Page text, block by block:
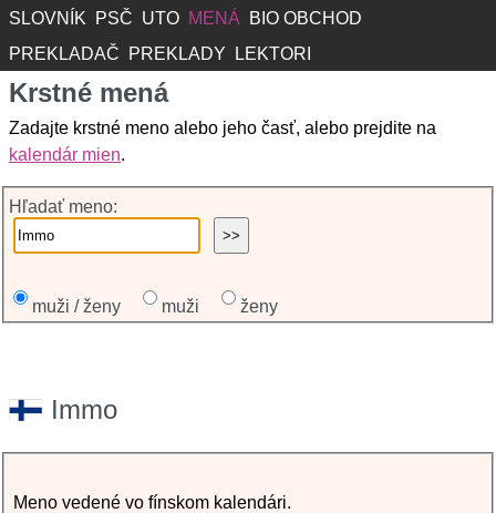
SLOVNÍK PSČ UTO MENÁ
BIO OBCHOD
PREKLADAČ
PREKLADY LEKTORI
Krstné mená
Zadajte krstné meno alebo jeho časť, alebo prejdite na
kalendár mien.
Hľadať meno:
muži / ženy muži ženy
Immo
Meno vedené vo fínskom kalendári.